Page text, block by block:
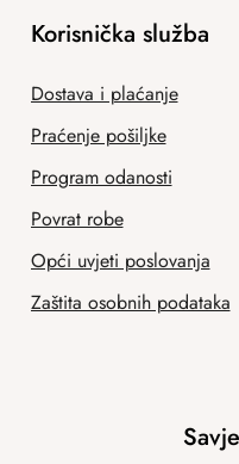
Korisnička služba
Dostava i plaćanje
Praćenje pošiljke
Program odanosti
Povrat robe
Opći uvjeti poslovanja
Zaštita osobnih podataka